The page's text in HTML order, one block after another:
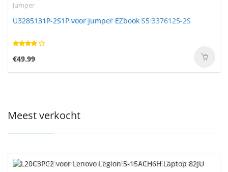
Jumper
U3285131P-2S1P voor Jumper EZbook S5 3376125-2S
€49.99
Meest verkocht